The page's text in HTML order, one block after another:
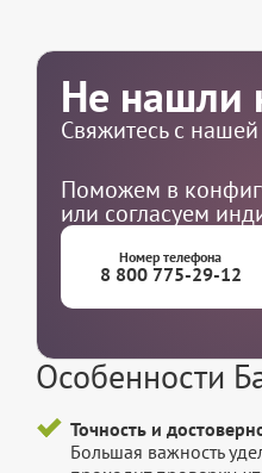
Не нашли
Свяжитесь с
Поможем в
или согласуем
Номер телефона
8 800 775-29-12
Особенности
Точность и
Большая важность